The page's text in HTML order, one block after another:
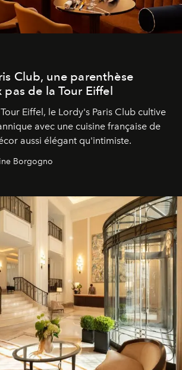
Club, une parenthèse
de la Tour Eiffel
Eiffel, le Lordy's Paris Club cultive
avec une cuisine française de
aussi élégant qu'intimiste.
Borgogno